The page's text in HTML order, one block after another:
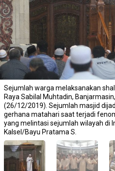
Sejumlah warga melaksanakan
Raya Sabilal Muhtadin,
(26/12/2019). Sejumlah masjid
gerhana matahari saat terjadi
yang melintasi sejumlah wilayah di
Kalsel/Bayu Pratama S.